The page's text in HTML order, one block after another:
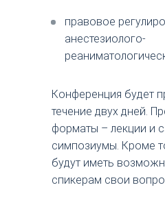
правовое
анестезиолого-
Конференция будет
течение двух дней.
форматы – лекции и
симпозиумы. Кроме
будут иметь
спикерам свои